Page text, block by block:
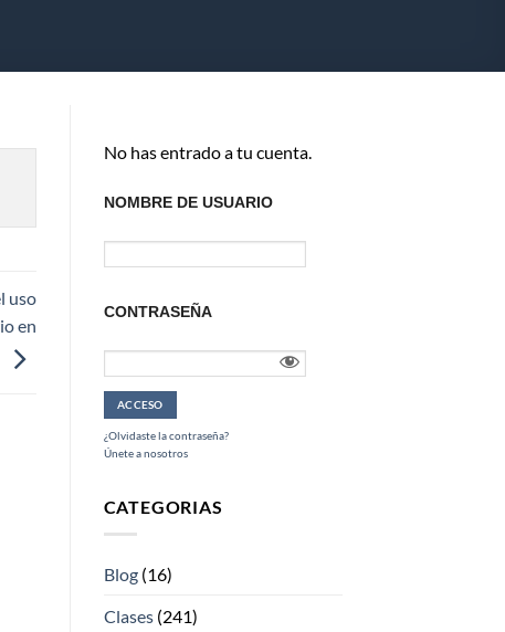
uso
en
No has entrado a tu cuenta.
NOMBRE DE USUARIO
CONTRASEÑA
¿Olvidaste la contraseña?
Únete a nosotros
CATEGORIAS
Blog(16)
Clases(241)